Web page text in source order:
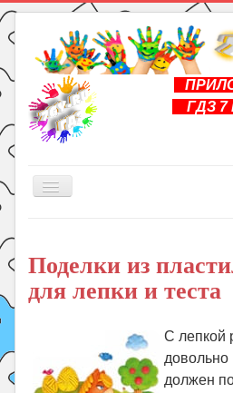
ГДЗ 7
Включить/
Книги
Рукоделие
ГДЗ
Поделки из
для лепки и теста
С лепкой
должен